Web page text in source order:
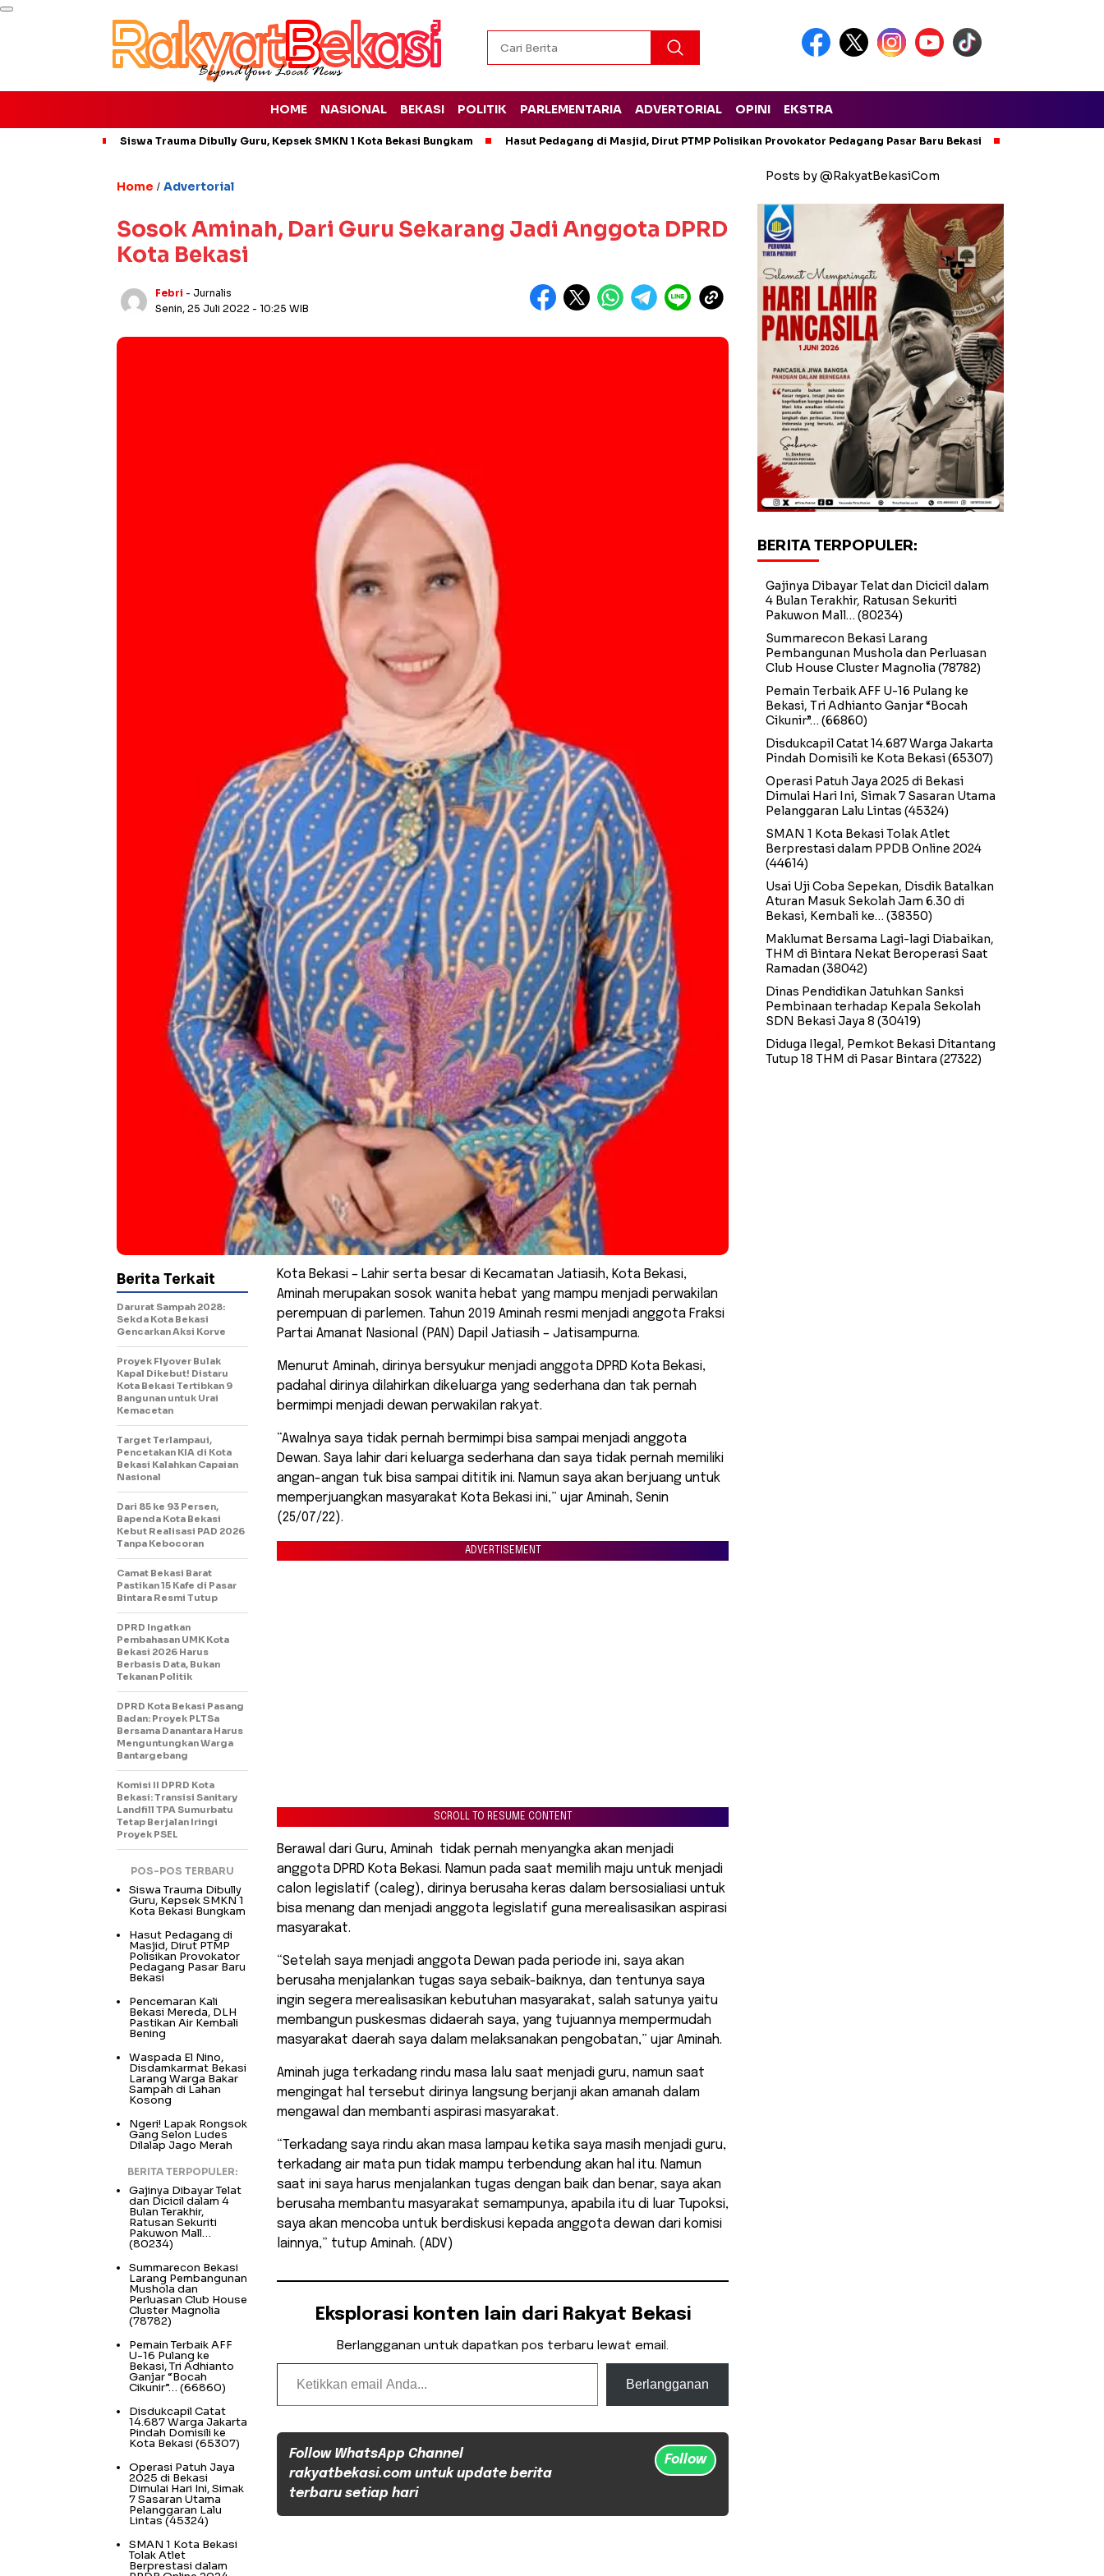
HOME NASIONAL BEKASI POLITIK PARLEMENTARIA ADVERTORIAL OPINI EKSTRA
Siswa Trauma Dibully Guru, Kepsek SMKN 1 Kota Bekasi Bungkam Hasut Pedagang di Masjid, Dirut PTMP Polisikan Provokator Pedagang Pasar Baru Bekasi
Home / Advertorial
Sosok Aminah, Dari Guru Sekarang Jadi Anggota DPRD
Kota Bekasi
Febri - Jurnalis
Senin, 25 Juli 2022 - 10:25 WIB
Kota Bekasi – Lahir serta besar di Kecamatan Jatiasih, Kota Bekasi,
Aminah merupakan sosok wanita hebat yang mampu menjadi perwakilan
perempuan di parlemen. Tahun 2019 Aminah resmi menjadi anggota Fraksi
Partai Amanat Nasional (PAN) Dapil Jatiasih – Jatisampurna.
Menurut Aminah, dirinya bersyukur menjadi anggota DPRD Kota Bekasi,
padahal dirinya dilahirkan dikeluarga yang sederhana dan tak pernah
bermimpi menjadi dewan perwakilan rakyat.
“Awalnya saya tidak pernah bermimpi bisa sampai menjadi anggota
Dewan. Saya lahir dari keluarga sederhana dan saya tidak pernah memiliki
angan-angan tuk bisa sampai dititik ini. Namun saya akan berjuang untuk
memperjuangkan masyarakat Kota Bekasi ini,” ujar Aminah, Senin
(25/07/22).
ADVERTISEMENT
SCROLL TO RESUME CONTENT
Berawal dari Guru, Aminah tidak pernah menyangka akan menjadi
anggota DPRD Kota Bekasi. Namun pada saat memilih maju untuk menjadi
calon legislatif (caleg), dirinya berusaha keras dalam bersosialiasi untuk
bisa menang dan menjadi anggota legislatif guna merealisasikan aspirasi
masyarakat.
“Setelah saya menjadi anggota Dewan pada periode ini, saya akan
berusaha menjalankan tugas saya sebaik-baiknya, dan tentunya saya
ingin segera merealisasikan kebutuhan masyarakat, salah satunya yaitu
membangun puskesmas didaerah saya, yang tujuannya mempermudah
masyarakat daerah saya dalam melaksanakan pengobatan,” ujar Aminah.
Aminah juga terkadang rindu masa lalu saat menjadi guru, namun saat
mengingat hal tersebut dirinya langsung berjanji akan amanah dalam
mengawal dan membanti aspirasi masyarakat.
“Terkadang saya rindu akan masa lampau ketika saya masih menjadi guru,
terkadang air mata pun tidak mampu terbendung akan hal itu. Namun
saat ini saya harus menjalankan tugas dengan baik dan benar, saya akan
berusaha membantu masyarakat semampunya, apabila itu di luar Tupoksi,
saya akan mencoba untuk berdiskusi kepada anggota dewan dari komisi
lainnya,” tutup Aminah. (ADV)
Eksplorasi konten lain dari Rakyat Bekasi
Berlangganan untuk dapatkan pos terbaru lewat email.
Ketikkan email Anda...
Berlangganan
Follow WhatsApp Channel
rakyatbekasi.com untuk update berita
terbaru setiap hari
Follow
Berita Terkait
Darurat Sampah 2028:
Sekda Kota Bekasi
Gencarkan Aksi Korve
Proyek Flyover Bulak
Kapal Dikebut! Distaru
Kota Bekasi Tertibkan 9
Bangunan untuk Urai
Kemacetan
Target Terlampaui,
Pencetakan KIA di Kota
Bekasi Kalahkan Capaian
Nasional
Dari 85 ke 93 Persen,
Bapenda Kota Bekasi
Kebut Realisasi PAD 2026
Tanpa Kebocoran
Camat Bekasi Barat
Pastikan 15 Kafe di Pasar
Bintara Resmi Tutup
DPRD Ingatkan
Pembahasan UMK Kota
Bekasi 2026 Harus
Berbasis Data, Bukan
Tekanan Politik
DPRD Kota Bekasi Pasang
Badan: Proyek PLTSa
Bersama Danantara Harus
Menguntungkan Warga
Bantargebang
Komisi II DPRD Kota
Bekasi: Transisi Sanitary
Landfill TPA Sumurbatu
Tetap Berjalan Iringi
Proyek PSEL
POS-POS TERBARU
Siswa Trauma Dibully
Guru, Kepsek SMKN 1
Kota Bekasi Bungkam
Hasut Pedagang di
Masjid, Dirut PTMP
Polisikan Provokator
Pedagang Pasar Baru
Bekasi
Pencemaran Kali
Bekasi Mereda, DLH
Pastikan Air Kembali
Bening
Waspada El Nino,
Disdamkarmat Bekasi
Larang Warga Bakar
Sampah di Lahan
Kosong
Ngeri! Lapak Rongsok
Gang Selon Ludes
Dilalap Jago Merah
BERITA TERPOPULER:
Gajinya Dibayar Telat
dan Dicicil dalam 4
Bulan Terakhir,
Ratusan Sekuriti
Pakuwon Mall…
(80234)
Summarecon Bekasi
Larang Pembangunan
Mushola dan
Perluasan Club House
Cluster Magnolia
(78782)
Pemain Terbaik AFF
U-16 Pulang ke
Bekasi, Tri Adhianto
Ganjar “Bocah
Cikunir”… (66860)
Disdukcapil Catat
14.687 Warga Jakarta
Pindah Domisili ke
Kota Bekasi (65307)
Operasi Patuh Jaya
2025 di Bekasi
Dimulai Hari Ini, Simak
7 Sasaran Utama
Pelanggaran Lalu
Lintas(45324)
SMAN 1 Kota Bekasi
Tolak Atlet
Berprestasi dalam
Posts by @RakyatBekasiCom
BERITA TERPOPULER:
Gajinya Dibayar Telat dan Dicicil dalam
4 Bulan Terakhir, Ratusan Sekuriti
Pakuwon Mall… (80234)
Summarecon Bekasi Larang
Pembangunan Mushola dan Perluasan
Club House Cluster Magnolia (78782)
Pemain Terbaik AFF U-16 Pulang ke
Bekasi, Tri Adhianto Ganjar “Bocah
Cikunir”… (66860)
Disdukcapil Catat 14.687 Warga Jakarta
Pindah Domisili ke Kota Bekasi(65307)
Operasi Patuh Jaya 2025 di Bekasi
Dimulai Hari Ini, Simak 7 Sasaran Utama
Pelanggaran Lalu Lintas (45324)
SMAN 1 Kota Bekasi Tolak Atlet
Berprestasi dalam PPDB Online 2024
(44614)
Usai Uji Coba Sepekan, Disdik Batalkan
Aturan Masuk Sekolah Jam 6.30 di
Bekasi, Kembali ke… (38350)
Maklumat Bersama Lagi-lagi Diabaikan,
THM di Bintara Nekat Beroperasi Saat
Ramadan (38042)
Dinas Pendidikan Jatuhkan Sanksi
Pembinaan terhadap Kepala Sekolah
SDN Bekasi Jaya 8 (30419)
Diduga Ilegal, Pemkot Bekasi Ditantang
Tutup 18 THM di Pasar Bintara (27322)